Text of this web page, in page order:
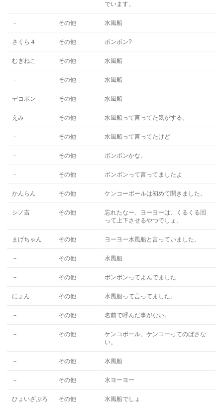
でいます。
－ その他 水風船
さくら４ その他 ボンボン?
むぎねこ その他 水風船
－ その他 水風船
デコポン その他 水風船
えみ その他 水風船って言ってた気がする。
－ その他 水風船って言ってたけど
－ その他 ボンボンかな。
－ その他 ボンボンって言ってましたよ
かんらん その他 ケンコーボールは初めて聞きました。
シノ吉 その他
忘れたなー、ヨーヨーは、くるくる回
って上下させるやつでしょ。
まげちゃん その他 ヨーヨー水風船と言っていました。
－ その他 水風船
－ その他 ボンボンってよんでました
にょん その他 水風船って言ってました。
－ その他 名前で呼んだ事がない。
－ その他
ケンコボール。ケンコーってのばさな
い。
－ その他 水風船
－ その他 水ヨーヨー
ひょいざぶろ
その他 水風船でしょ